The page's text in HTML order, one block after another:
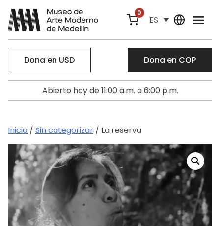
0
ES
Dona en USD Dona en COP
Abierto hoy de 11:00 a.m. a 6:00 p.m.
Inicio / Sin categorizar / La reserva